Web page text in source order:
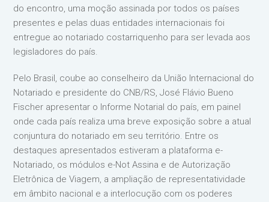
do encontro, uma moção assinada por todos os países
presentes e pelas duas entidades internacionais foi
entregue ao notariado costarriquenho para ser levada aos
legisladores do país.
Pelo Brasil, coube ao conselheiro da União Internacional do
Notariado e presidente do CNB/RS, José Flávio Bueno
Fischer apresentar o Informe Notarial do país, em painel
onde cada país realiza uma breve exposição sobre a atual
conjuntura do notariado em seu território. Entre os
destaques apresentados estiveram a plataforma e-
Notariado, os módulos e-Not Assina e de Autorização
Eletrônica de Viagem, a ampliação de representatividade
em âmbito nacional e a interlocução com os poderes